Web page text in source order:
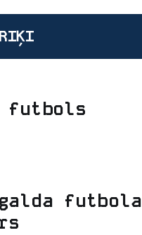
futbols
galda futbola